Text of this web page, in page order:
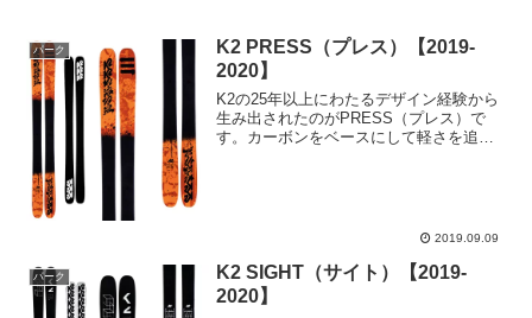
パーク
K2 PRESS（プレス）【2019-
2020】
K2の25年以上にわたるデザイン経験から
生み出されたのがPRESS（プレス）で
す。カーボンをベースにして軽さを追求
2019.09.09
パーク
K2 SIGHT（サイト）【2019-
2020】